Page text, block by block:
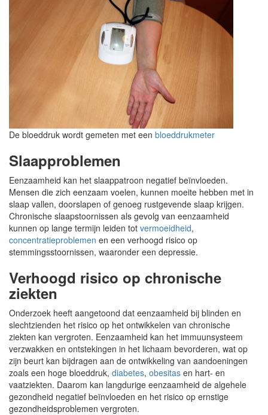
De bloeddruk wordt gemeten met een bloeddrukmeter
Slaapproblemen
Eenzaamheid kan het slaappatroon negatief beïnvloeden.
Mensen die zich eenzaam voelen, kunnen moeite hebben met in
slaap vallen, doorslapen of genoeg rustgevende slaap krijgen.
Chronische slaapstoornissen als gevolg van eenzaamheid
kunnen op lange termijn leiden tot vermoeidheid,
concentratieproblemen en een verhoogd risico op
stemmingsstoornissen, waaronder een depressie.
Verhoogd risico op chronische
ziekten
Onderzoek heeft aangetoond dat eenzaamheid bij blinden en
slechtzienden het risico op het ontwikkelen van chronische
ziekten kan vergroten. Eenzaamheid kan het immuunsysteem
verzwakken en ontstekingen in het lichaam bevorderen, wat op
zijn beurt kan bijdragen aan de ontwikkeling van aandoeningen
zoals een hoge bloeddruk, diabetes, obesitas en hart- en
vaatziekten. Daarom kan langdurige eenzaamheid de algehele
gezondheid negatief beïnvloeden en het risico op ernstige
gezondheidsproblemen vergroten.